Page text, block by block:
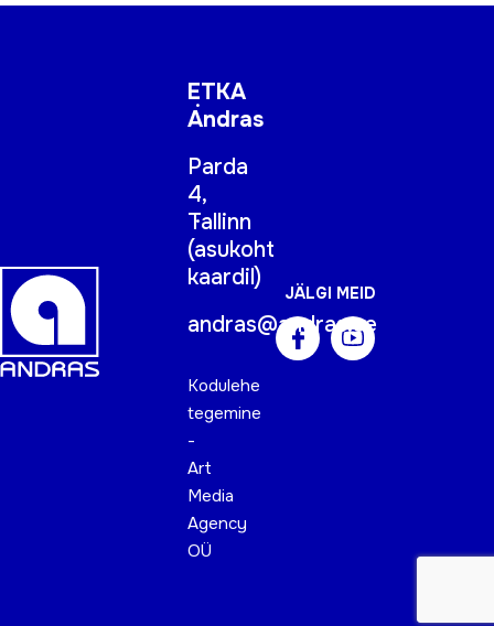
ETKA
Andras
Parda
4,
Tallinn
(asukoht
kaardil)
andras@andras.ee
Kodulehe
tegemine
-
Art
Media
Agency
OÜ
JÄLGI MEID